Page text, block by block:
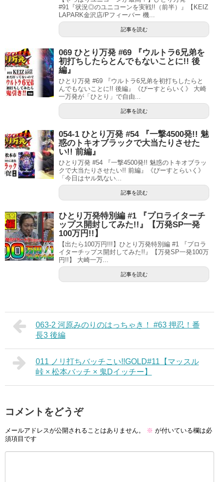
#91『状況◎のユニコーンを実戦!!（前半）』【KEIZ
LAPARK金沢店/Pフィーバー 機...
記事を読む
069 ひとり万発 #69 『ウルトラ6兄弟を
初打ちしたらとんでもないことに!! 後
編』
ひとり万発 #69 『ウルトラ6兄弟を初打ちしたらと
んでもないことに!! 後編』《ぴーすとらいく》 大崎
一万発が「ひとり」で自由...
記事を読む
054-1 ひとり万発 #54 『一撃4500発!! 魅
惑のトキオブラックで大当たりさせた
い!! 前編』
ひとり万発 #54 『一撃4500発!! 魅惑のトキオブラッ
クで大当たりさせたい!! 前編』《ぴーすとらいく》
「今日はヤル気ない...
記事を読む
ひとり万発特別編 #1 『プロライターチ
ップス開封してみた!!』【万発SP一発
100万円!!】
【出たら100万円!!!】ひとり万発特別編 #1 『プロラ
イターチップス開封してみた!!』【万発SP一発100万
円!!】 大崎一万...
記事を読む
063-2 河原みのりのはっちゃき！ #63 押忍！番
長3 後編
011 ノリ打ちバッチこい!!GOLD#11【マッスル
峠 × 松本バッチ × 鬼Dイッチー】
コメントをどうぞ
メールアドレスが公開されることはありません。 ※ が付いている欄は必
須項目です